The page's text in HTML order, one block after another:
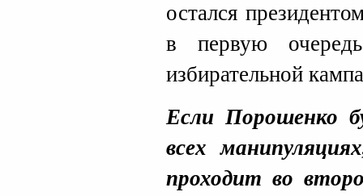
остался
в первую
избирательной
Если Порошенко
всех
проходит во